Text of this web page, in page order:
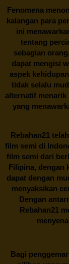
Fenomena
kalangan para
ini
tentang
sebagian
dapat mengisi
aspek
tidak selalu
alternatif menarik
yang
Rebahan21telah
film semi di
film semi dari
Filipina, dengan
dapat dengan
menyaksikan
Dengan
Rebahan21
Bagi